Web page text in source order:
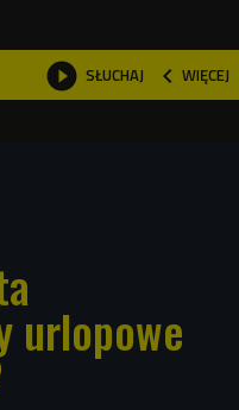
 SŁUCHAJ  WIĘCEJ

urlopowe